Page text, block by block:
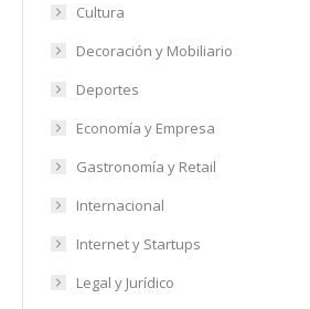
Cultura
Decoración y Mobiliario
Deportes
Economía y Empresa
Gastronomía y Retail
Internacional
Internet y Startups
Legal y Jurídico